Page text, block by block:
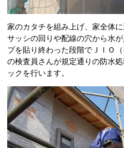
家のカタチを組み上げ、家全体に
サッシの回りや配線の穴から水
プを貼り終わった段階でＪＩＯ
の検査員さんが規定通りの防水
ックを行います。